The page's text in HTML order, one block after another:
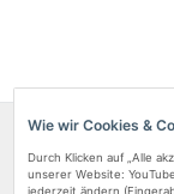
Rechtliches
Wie wir Cookies &
Durch Klicken auf „Alle
unserer Website:
jederzeit ändern